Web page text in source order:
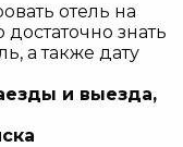
отель на
достаточно знать
а также дату
и выезда,